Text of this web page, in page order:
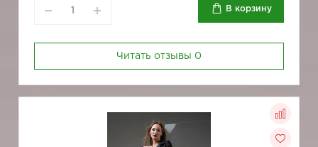
В корзину
Читать отзывы 0